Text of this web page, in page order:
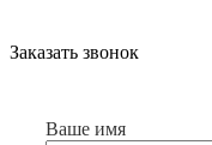
Заказать звонок
Ваше имя